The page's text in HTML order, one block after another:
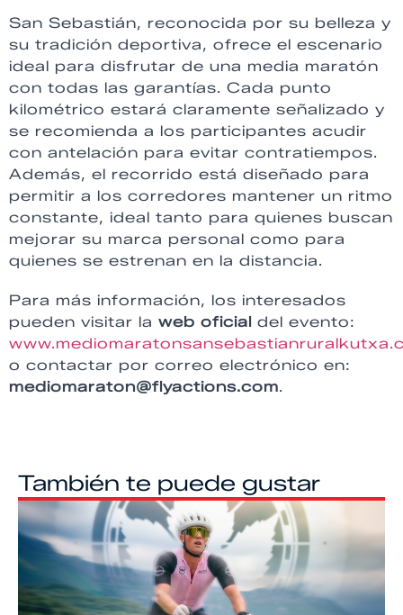
San Sebastián, reconocida por su belleza y
su tradición deportiva, ofrece el escenario
ideal para disfrutar de una media maratón
con todas las garantías. Cada punto
kilométrico estará claramente señalizado y
se recomienda a los participantes acudir
con antelación para evitar contratiempos.
Además, el recorrido está diseñado para
permitir a los corredores mantener un ritmo
constante, ideal tanto para quienes buscan
mejorar su marca personal como para
quienes se estrenan en la distancia.
Para más información, los interesados
pueden visitar la web oficial del evento:
o contactar por correo electrónico en:
mediomaraton@flyactions.com.
También te puede gustar